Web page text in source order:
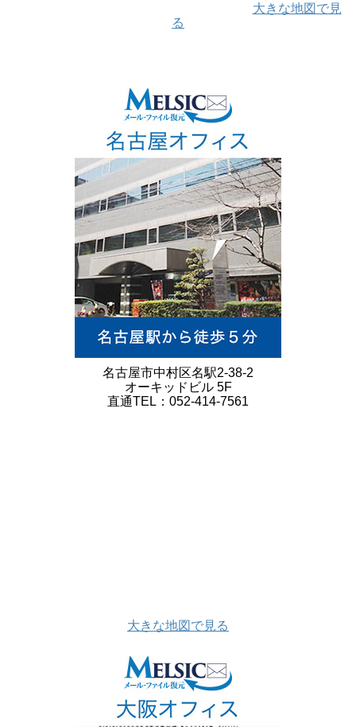
大きな地図で見
る
名古屋市中村区名駅2-38-2
オーキッドビル 5F
直通TEL：052-414-7561
大きな地図で見る